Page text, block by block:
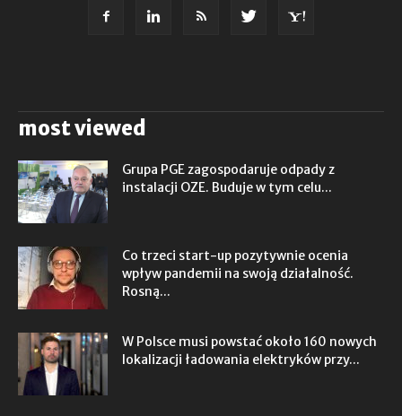
most viewed
Grupa PGE zagospodaruje odpady z
instalacji OZE. Buduje w tym celu...
Co trzeci start-up pozytywnie ocenia
wpływ pandemii na swoją działalność.
Rosną...
W Polsce musi powstać około 160 nowych
lokalizacji ładowania elektryków przy...